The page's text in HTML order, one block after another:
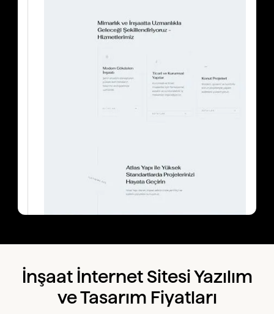
İnşaat İnternet Sitesi Yazılım
ve Tasarım Fiyatları